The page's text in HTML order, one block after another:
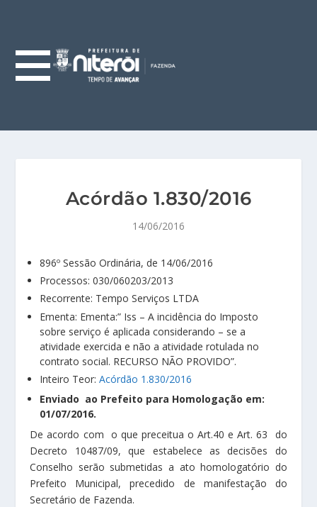
Acórdão 1.830/2016
14/06/2016
896º Sessão Ordinária, de 14/06/2016
Processos: 030/060203/2013
Recorrente: Tempo Serviços LTDA
Ementa: Ementa:” Iss – A incidência do Imposto
sobre serviço é aplicada considerando – se a
atividade exercida e não a atividade rotulada no
contrato social. RECURSO NÃO PROVIDO”.
Inteiro Teor:Acórdão 1.830/2016
Enviado ao Prefeito para Homologação em:
01/07/2016.
De acordo com o que preceitua o Art.40 e Art. 63 do
Decreto 10487/09, que estabelece as decisões do
Conselho serão submetidas a ato homologatório do
Prefeito Municipal, precedido de manifestação do
Secretário de Fazenda.